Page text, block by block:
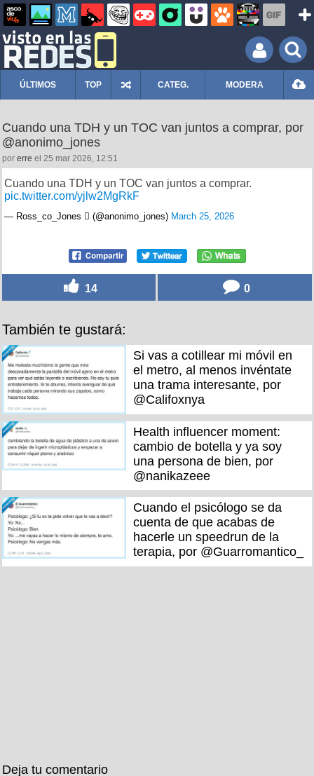
ÚLTIMOS TOP CATEG. MODERA
Cuando una TDH y un TOC van juntos a comprar, por
@anonimo_jones
por erre el 25 mar 2026, 12:51
Cuando una TDH y un TOC van juntos a comprar.
pic.twitter.com/yjlw2MgRkF
— Ross_co_Jones  (@anonimo_jones) March 25, 2026
14 0
También te gustará:
Si vas a cotillear mi móvil en
el metro, al menos invéntate
una trama interesante, por
@Califoxnya
Health influencer moment:
cambio de botella y ya soy
una persona de bien, por
@nanikazeee
Cuando el psicólogo se da
cuenta de que acabas de
hacerle un speedrun de la
terapia, por @Guarromantico_
Deja tu comentario